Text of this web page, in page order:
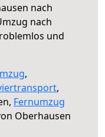
nach
nach
und
,
,
Fernumzug
Oberhausen